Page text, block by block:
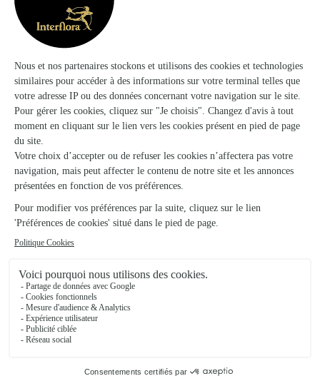
★★★★4.7 (59)
22, rue Maurice Barrès
Voir la boutique
A Fleur de Pot
★
Voir la boutique